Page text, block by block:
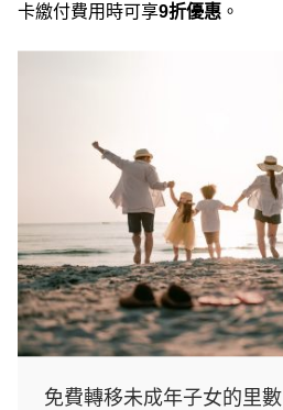
卡繳付費用時可享9折優惠 。
免費轉移未成年子女的里數